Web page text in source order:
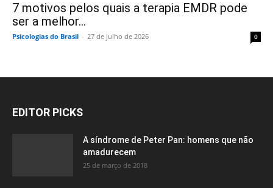
7 motivos pelos quais a terapia EMDR pode
ser a melhor...
Psicologias do Brasil - 27 de julho de 2026 0
EDITOR PICKS
A síndrome de Peter Pan: homens que não
amadurecem
25 de março de 2018